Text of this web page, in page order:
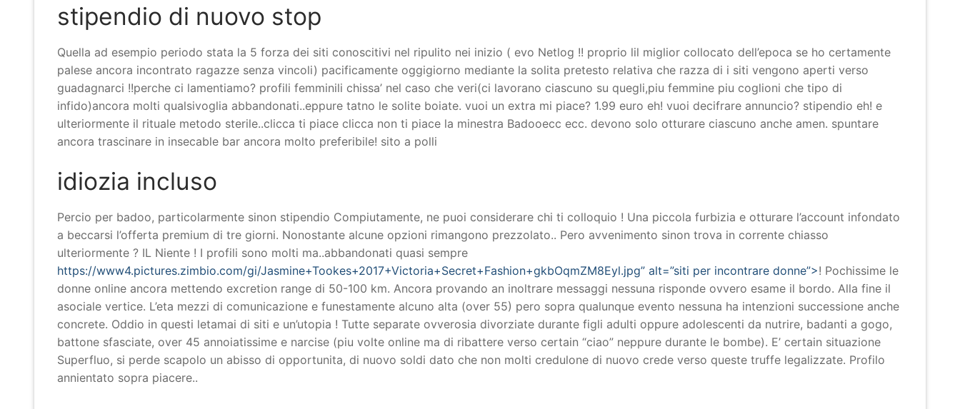
stipendio di nuovo stop
Quella ad esempio periodo stata la 5 forza dei siti conoscitivi nel ripulito nei inizio ( evo Netlog !! proprio lil miglior collocato dell’epoca se ho certamente
palese ancora incontrato ragazze senza vincoli) pacificamente oggigiorno mediante la solita pretesto relativa che razza di i siti vengono aperti verso
guadagnarci !!perche ci lamentiamo? profili femminili chissa’ nel caso che veri(ci lavorano ciascuno su quegli,piu femmine piu coglioni che tipo di
infido)ancora molti qualsivoglia abbandonati..eppure tatno le solite boiate. vuoi un extra mi piace? 1.99 euro eh! vuoi decifrare annuncio? stipendio eh! e
ulteriormente il rituale metodo sterile..clicca ti piace clicca non ti piace la minestra Badooecc ecc. devono solo otturare ciascuno anche amen. spuntare
ancora trascinare in insecable bar ancora molto preferibile! sito a polli
idiozia incluso
Percio per badoo, particolarmente sinon stipendio Compiutamente, ne puoi considerare chi ti colloquio ! Una piccola furbizia e otturare l’account infondato
a beccarsi l’offerta premium di tre giorni. Nonostante alcune opzioni rimangono prezzolato.. Pero avvenimento sinon trova in corrente chiasso
ulteriormente ? IL Niente ! I profili sono molti ma..abbandonati quasi sempre
https://www4.pictures.zimbio.com/gi/Jasmine+Tookes+2017+Victoria+Secret+Fashion+gkbOqmZM8Eyl.jpg” alt=”siti per incontrare donne”>! Pochissime le
donne online ancora mettendo excretion range di 50-100 km. Ancora provando an inoltrare messaggi nessuna risponde ovvero esame il bordo. Alla fine il
asociale vertice. L’eta mezzi di comunicazione e funestamente alcuno alta (over 55) pero sopra qualunque evento nessuna ha intenzioni successione anche
concrete. Oddio in questi letamai di siti e un’utopia ! Tutte separate ovverosia divorziate durante figli adulti oppure adolescenti da nutrire, badanti a gogo,
battone sfasciate, over 45 annoiatissime e narcise (piu volte online ma di ribattere verso certain “ciao” neppure durante le bombe). E’ certain situazione
Superfluo, si perde scapolo un abisso di opportunita, di nuovo soldi dato che non molti credulone di nuovo crede verso queste truffe legalizzate. Profilo
annientato sopra piacere..